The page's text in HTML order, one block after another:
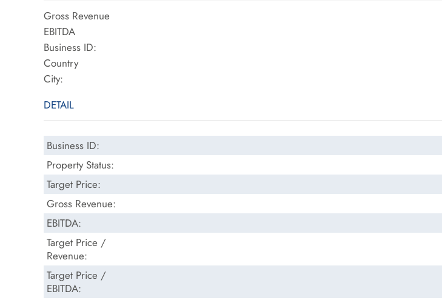
Gross Revenue
EBITDA
Business ID:
Country
City:
DETAIL
Business ID:
Property Status:
Target Price:
Gross Revenue:
EBITDA:
Target Price /
Revenue:
Target Price /
EBITDA: